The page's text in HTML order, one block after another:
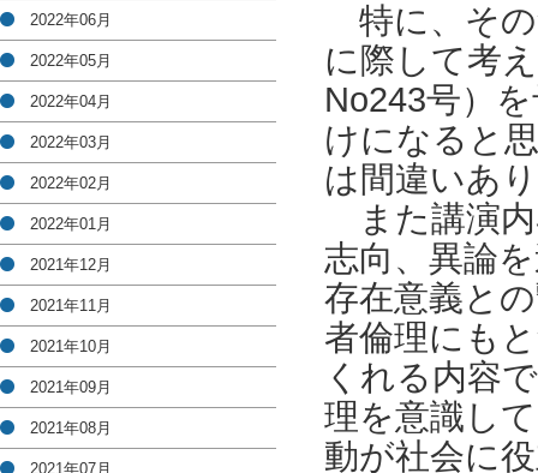
特に、その
に際して考
No243号）
けになると
は間違いあ
また講演内
志向、異論
存在意義と
者倫理にも
くれる内容
理を意識し
動が社会に
2022年06月
2022年05月
2022年04月
2022年03月
2022年02月
2022年01月
2021年12月
2021年11月
2021年10月
2021年09月
2021年08月
2021年07月